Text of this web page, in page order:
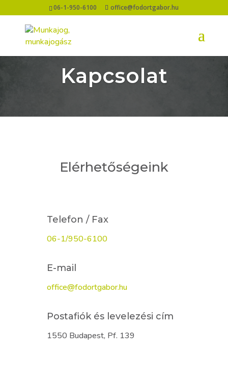
06-1-950-6100 office@fodortgabor.hu
Kapcsolat
Elérhetőségeink
Telefon / Fax
06-1/950-6100
E-mail
office@fodortgabor.hu
Postafiók és levelezési cím
1550 Budapest, Pf. 139